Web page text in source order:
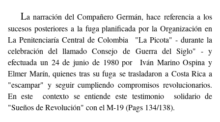
La narración del Compañero Germán, hace referencia a los
sucesos posteriores a la fuga planificada por la Organización en
La Penitenciaría Central de Colombia "La Picota" - durante la
celebración del llamado Consejo de Guerra del Siglo" - y
efectuada un 24 de junio de 1980 por Iván Marino Ospina y
Elmer Marín, quienes tras su fuga se trasladaron a Costa Rica a
"escampar" y seguir cumpliendo compromisos revolucionarios.
En este contexto se entiende este testimonio solidario de
"Sueños de Revolución" con el M-19 (Pags 134/138).